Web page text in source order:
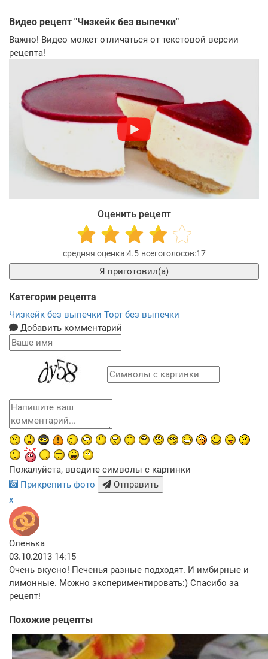
Видео рецепт "Чизкейк без выпечки"
Важно! Видео может отличаться от текстовой версии
рецепта!
Оценить рецепт
4.5 17
Я приготовил(а)
Категории рецепта
Чизкейк без выпечки Торт без выпечки
Добавить комментарий
Пожалуйста, введите символы с картинки
Прикрепить фото
Отправить
x
Оленька
03.10.2013 14:15
Очень вкусно! Печенья разные подходят. И имбирные и
лимонные. Можно экспериментировать:) Спасибо за
рецепт!
Похожие рецепты